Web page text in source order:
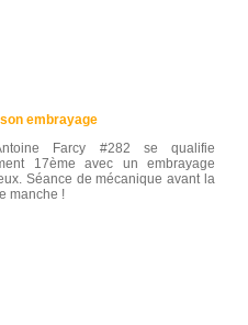
embrayage
Farcy #282 se qualifie
17ème avec un embrayage
Séance de mécanique avant la
manche !